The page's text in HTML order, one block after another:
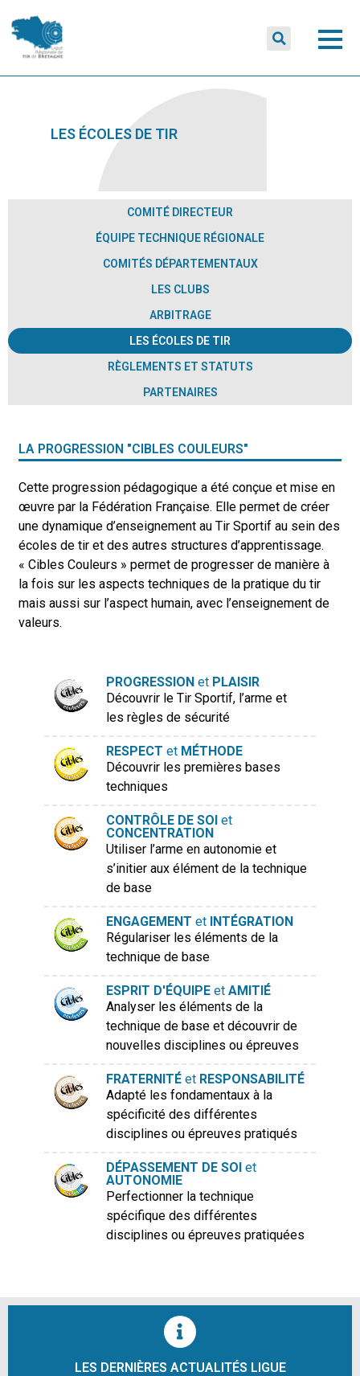
LES ÉCOLES DE TIR
COMITÉ DIRECTEUR
ÉQUIPE TECHNIQUE RÉGIONALE
COMITÉS DÉPARTEMENTAUX
LES CLUBS
ARBITRAGE
LES ÉCOLES DE TIR
RÈGLEMENTS ET STATUTS
PARTENAIRES
LA PROGRESSION "CIBLES COULEURS"
Cette progression pédagogique a été conçue et mise en
œuvre par la Fédération Française. Elle permet de créer
une dynamique d’enseignement au Tir Sportif au sein des
écoles de tir et des autres structures d’apprentissage.
« Cibles Couleurs » permet de progresser de manière à
la fois sur les aspects techniques de la pratique du tir
mais aussi sur l’aspect humain, avec l’enseignement de
valeurs.
PROGRESSION et PLAISIR
Découvrir le Tir Sportif, l’arme et
les règles de sécurité
RESPECT et MÉTHODE
Découvrir les premières bases
techniques
CONTRÔLE DE SOI et
CONCENTRATION
Utiliser l’arme en autonomie et
s’initier aux élément de la technique
de base
ENGAGEMENT et INTÉGRATION
Régulariser les éléments de la
technique de base
ESPRIT D'ÉQUIPE et AMITIÉ
Analyser les éléments de la
technique de base et découvrir de
nouvelles disciplines ou épreuves
FRATERNITÉ et RESPONSABILITÉ
Adapté les fondamentaux à la
spécificité des différentes
disciplines ou épreuves pratiqués
DÉPASSEMENT DE SOI et
AUTONOMIE
Perfectionner la technique
spécifique des différentes
disciplines ou épreuves pratiquées
LES DERNIÈRES ACTUALITÉS LIGUE